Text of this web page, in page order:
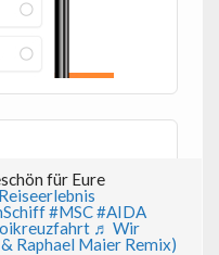
für Eure
#MSC#AIDA
♬ Wir
Raphael Maier Remix)